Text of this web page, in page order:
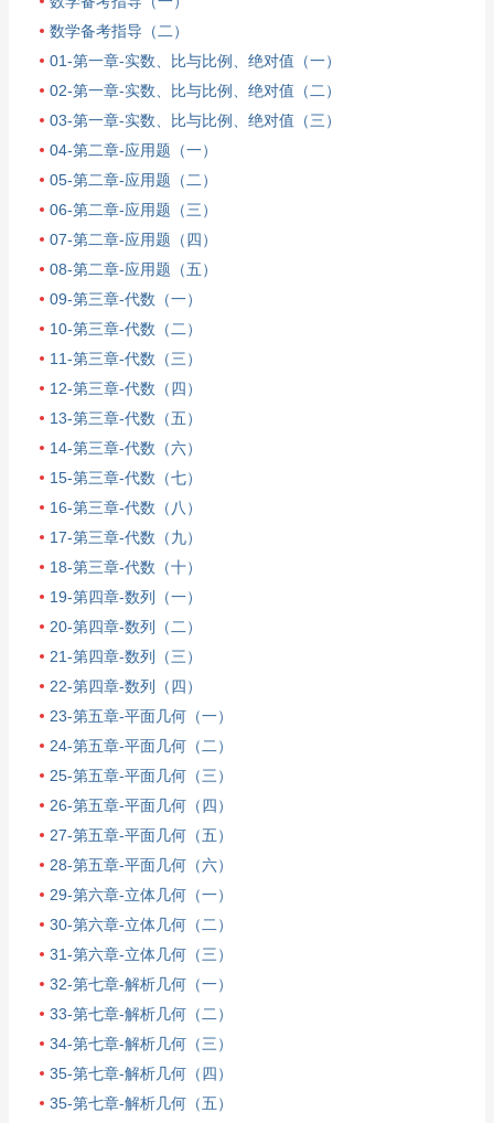
数学备考指导（二）
01-第一章-实数、比与比例、绝对值（一）
02-第一章-实数、比与比例、绝对值（二）
03-第一章-实数、比与比例、绝对值（三）
04-第二章-应用题（一）
05-第二章-应用题（二）
06-第二章-应用题（三）
07-第二章-应用题（四）
08-第二章-应用题（五）
09-第三章-代数（一）
10-第三章-代数（二）
11-第三章-代数（三）
12-第三章-代数（四）
13-第三章-代数（五）
14-第三章-代数（六）
15-第三章-代数（七）
16-第三章-代数（八）
17-第三章-代数（九）
18-第三章-代数（十）
19-第四章-数列（一）
20-第四章-数列（二）
21-第四章-数列（三）
22-第四章-数列（四）
23-第五章-平面几何（一）
24-第五章-平面几何（二）
25-第五章-平面几何（三）
26-第五章-平面几何（四）
27-第五章-平面几何（五）
28-第五章-平面几何（六）
29-第六章-立体几何（一）
30-第六章-立体几何（二）
31-第六章-立体几何（三）
32-第七章-解析几何（一）
33-第七章-解析几何（二）
34-第七章-解析几何（三）
35-第七章-解析几何（四）
35-第七章-解析几何（五）